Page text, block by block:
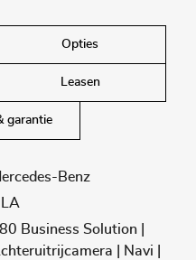
Opties
Leasen
garantie
Benz
Business Solution |
| Navi |